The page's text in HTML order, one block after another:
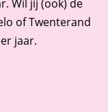
Wil jij (ook) de
of Twenterand
jaar.